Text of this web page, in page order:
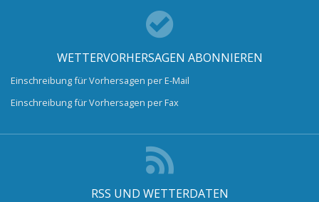
WETTERVORHERSAGEN ABONNIEREN
Einschreibung für Vorhersagen per E-Mail
Einschreibung für Vorhersagen per Fax
RSS UND WETTERDATEN